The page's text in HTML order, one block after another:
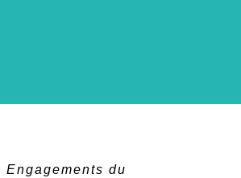
du